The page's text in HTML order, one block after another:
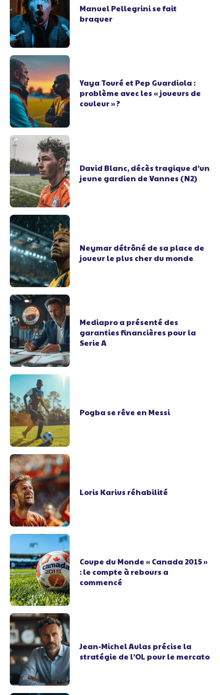
Manuel Pellegrini se fait
braquer
Yaya Touré et Pep Guardiola :
problème avec les « joueurs de
couleur » ?
David Blanc, décès tragique d’un
jeune gardien de Vannes (N2)
Neymar détrôné de sa place de
joueur le plus cher du monde
Mediapro a présenté des
garanties financières pour la
Serie A
Pogba se rêve en Messi
Loris Karius réhabilité
Coupe du Monde « Canada 2015 »
: le compte à rebours a
commencé
Jean-Michel Aulas précise la
stratégie de l’OL pour le mercato